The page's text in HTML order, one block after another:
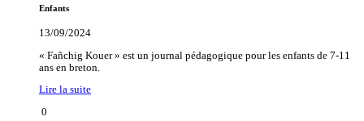
Enfants
13/09/2024
« Fañchig Kouer » est un journal pédagogique pour les enfants de 7-11
ans en breton.
Lire la suite
0